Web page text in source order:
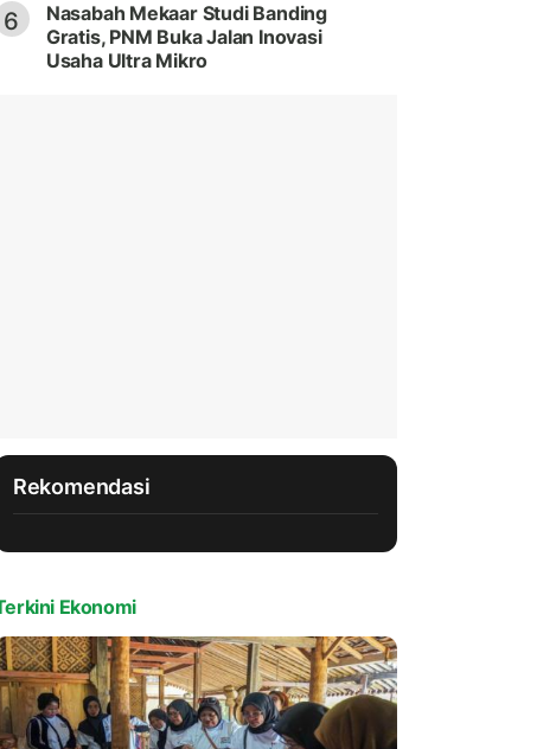
6
Nasabah Mekaar Studi Banding
Gratis, PNM Buka Jalan Inovasi
Usaha Ultra Mikro
Rekomendasi
Ekonomi